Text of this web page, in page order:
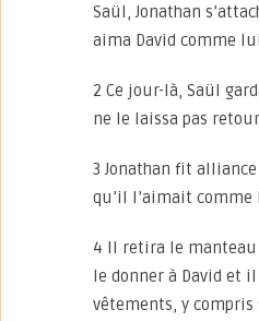
Saül, Jonathan
aima David comme
2 Ce jour-là, Saül
ne le laissa pas
3 Jonathan fit alliance
qu’il l’aimait
4 Il retira le
le donner à David et
vêtements, y compris